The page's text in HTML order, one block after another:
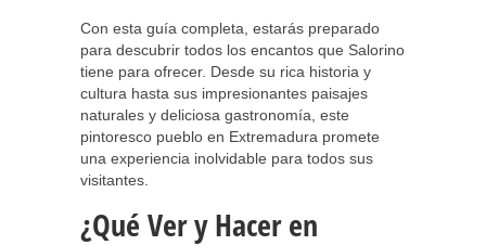
Con esta guía completa, estarás preparado
para descubrir todos los encantos que Salorino
tiene para ofrecer. Desde su rica historia y
cultura hasta sus impresionantes paisajes
naturales y deliciosa gastronomía, este
pintoresco pueblo en Extremadura promete
una experiencia inolvidable para todos sus
visitantes.
¿Qué Ver y Hacer en